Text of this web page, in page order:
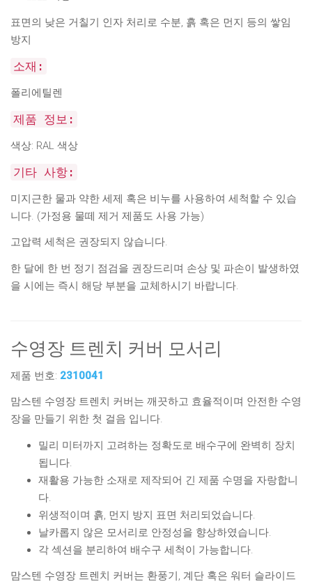
표면의 낮은 거칠기 인자 처리로 수분, 흙 혹은 먼지 등의 쌓임
방지
소재:
폴리에틸렌
제품 정보:
색상: RAL 색상
기타 사항:
미지근한 물과 약한 세제 혹은 비누를 사용하여 세척할 수 있습
니다. (가정용 물떼 제거 제품도 사용 가능)
고압력 세척은 권장되지 않습니다.
한 달에 한 번 정기 점검을 권장드리며 손상 및 파손이 발생하였
을 시에는 즉시 해당 부분을 교체하시기 바랍니다.
수영장 트렌치 커버 모서리
제품 번호: 2310041
맘스텐 수영장 트렌치 커버는 깨끗하고 효율적이며 안전한 수영
장을 만들기 위한 첫 걸음 입니다.
밀리 미터까지 고려하는 정확도로 배수구에 완벽히 장치
됩니다.
재활용 가능한 소재로 제작되어 긴 제품 수명을 자랑합니
다.
위생적이며 흙, 먼지 방지 표면 처리되었습니다.
날카롭지 않은 모서리로 안정성을 향상하였습니다.
각 섹션을 분리하여 배수구 세척이 가능합니다.
맘스텐 수영장 트렌치 커버는 환풍기, 계단 혹은 워터 슬라이드